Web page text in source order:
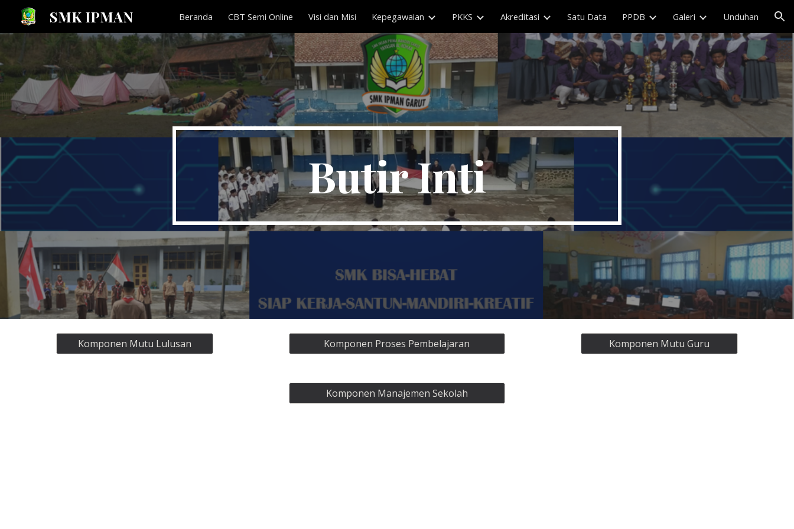
Skip to main content Skip to navigation
SMK IPMAN Beranda CBT Semi Online Visi dan Misi Kepegawaian PKKS Akreditasi Satu Data PPDB Galeri Unduhan
Butir Inti
Komponen Mutu Lulusan Komponen Proses Pembelajaran Komponen Mutu Guru
Komponen Manajemen Sekolah